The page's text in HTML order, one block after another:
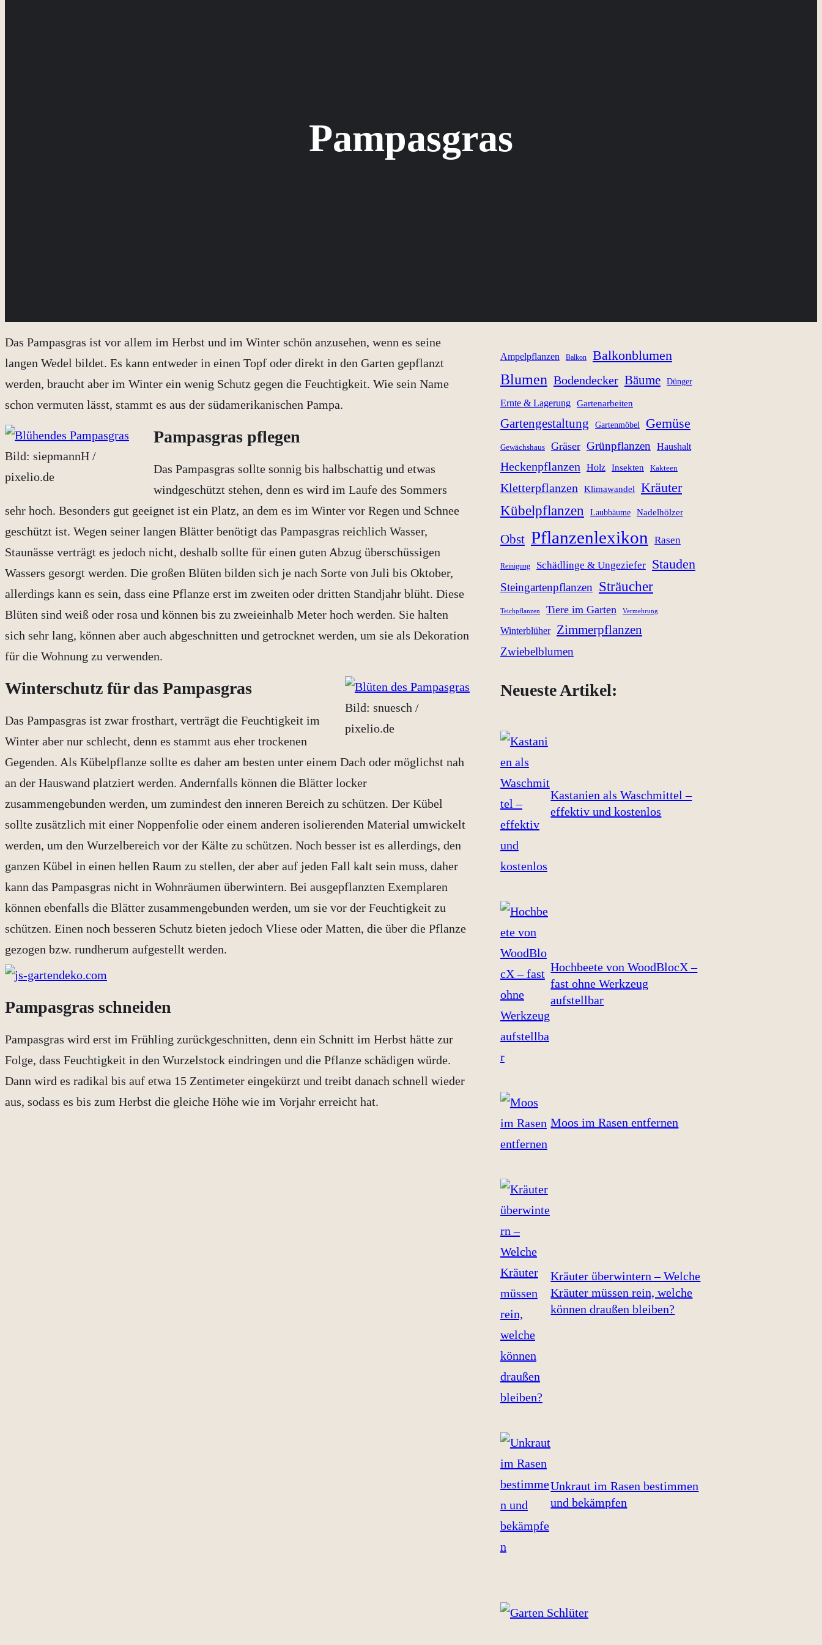
Pampasgras
Das Pampasgras ist vor allem im Herbst und im Winter schön anzusehen, wenn es seine
langen Wedel bildet. Es kann entweder in einen Topf oder direkt in den Garten gepflanzt
werden, braucht aber im Winter ein wenig Schutz gegen die Feuchtigkeit. Wie sein Name
schon vermuten lässt, stammt es aus der südamerikanischen Pampa.
Bild: siepmannH /
pixelio.de
Pampasgras pflegen
Das Pampasgras sollte sonnig bis halbschattig und etwas
windgeschützt stehen, denn es wird im Laufe des Sommers
sehr hoch. Besonders gut geeignet ist ein Platz, an dem es im Winter vor Regen und Schnee
geschützt ist. Wegen seiner langen Blätter benötigt das Pampasgras reichlich Wasser,
Staunässe verträgt es jedoch nicht, deshalb sollte für einen guten Abzug überschüssigen
Wassers gesorgt werden. Die großen Blüten bilden sich je nach Sorte von Juli bis Oktober,
allerdings kann es sein, dass eine Pflanze erst im zweiten oder dritten Standjahr blüht. Diese
Blüten sind weiß oder rosa und können bis zu zweieinhalb Meter hoch werden. Sie halten
sich sehr lang, können aber auch abgeschnitten und getrocknet werden, um sie als Dekoration
für die Wohnung zu verwenden.
Bild: snuesch /
pixelio.de
Winterschutz für das Pampasgras
Das Pampasgras ist zwar frosthart, verträgt die Feuchtigkeit im
Winter aber nur schlecht, denn es stammt aus eher trockenen
Gegenden. Als Kübelpflanze sollte es daher am besten unter einem Dach oder möglichst nah
an der Hauswand platziert werden. Andernfalls können die Blätter locker
zusammengebunden werden, um zumindest den inneren Bereich zu schützen. Der Kübel
sollte zusätzlich mit einer Noppenfolie oder einem anderen isolierenden Material umwickelt
werden, um den Wurzelbereich vor der Kälte zu schützen. Noch besser ist es allerdings, den
ganzen Kübel in einen hellen Raum zu stellen, der aber auf jeden Fall kalt sein muss, daher
kann das Pampasgras nicht in Wohnräumen überwintern. Bei ausgepflanzten Exemplaren
können ebenfalls die Blätter zusammengebunden werden, um sie vor der Feuchtigkeit zu
schützen. Einen noch besseren Schutz bieten jedoch Vliese oder Matten, die über die Pflanze
gezogen bzw. rundherum aufgestellt werden.
Pampasgras schneiden
Pampasgras wird erst im Frühling zurückgeschnitten, denn ein Schnitt im Herbst hätte zur
Folge, dass Feuchtigkeit in den Wurzelstock eindringen und die Pflanze schädigen würde.
Dann wird es radikal bis auf etwa 15 Zentimeter eingekürzt und treibt danach schnell wieder
aus, sodass es bis zum Herbst die gleiche Höhe wie im Vorjahr erreicht hat.
Ampelpflanzen Balkon Balkonblumen
Blumen Bodendecker Bäume Dünger
Ernte & Lagerung Gartenarbeiten
Gartengestaltung Gartenmöbel Gemüse
Gewächshaus Gräser Grünpflanzen Haushalt
Heckenpflanzen Holz Insekten Kakteen
Kletterpflanzen Klimawandel Kräuter
Kübelpflanzen Laubbäume Nadelhölzer
Obst Pflanzenlexikon Rasen
Reinigung Schädlinge & Ungeziefer Stauden
Steingartenpflanzen Sträucher
Teichpflanzen Tiere im Garten Vermehrung
Winterblüher Zimmerpflanzen
Zwiebelblumen
Neueste Artikel:
Kastanien als Waschmittel –
effektiv und kostenlos
Hochbeete von WoodBlocX –
fast ohne Werkzeug
aufstellbar
Moos im Rasen entfernen
Kräuter überwintern – Welche
Kräuter müssen rein, welche
können draußen bleiben?
Unkraut im Rasen bestimmen
und bekämpfen